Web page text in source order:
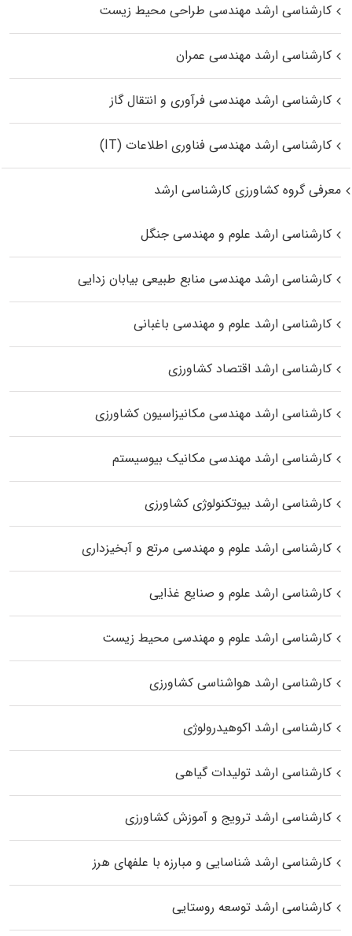
کارشناسی ارشد مهندسی طراحی محیط زیست
کارشناسی ارشد مهندسی عمران
کارشناسی ارشد مهندسی فرآوری و انتقال گاز
کارشناسی ارشد مهندسی فناوری اطلاعات (IT)
معرفی گروه کشاورزی کارشناسی ارشد
کارشناسی ارشد علوم و مهندسی جنگل
کارشناسی ارشد مهندسی منابع طبیعی بیابان زدایی
کارشناسی ارشد علوم و مهندسی باغبانی
کارشناسی ارشد اقتصاد کشاورزی
کارشناسی ارشد مهندسی مکانیزاسیون کشاورزی
کارشناسی ارشد مهندسی مکانیک بیوسیستم
کارشناسی ارشد بیوتکنولوژی کشاورزی
کارشناسی ارشد علوم و مهندسی مرتع و آبخیزداری
کارشناسی ارشد علوم و صنایع غذایی
کارشناسی ارشد علوم و مهندسی محیط زیست
کارشناسی ارشد هواشناسی کشاورزی
کارشناسی ارشد اکوهیدرولوژی
کارشناسی ارشد تولیدات گیاهی
کارشناسی ارشد ترویج و آموزش کشاورزی
کارشناسی ارشد شناسایی و مبارزه با علفهای هرز
کارشناسی ارشد توسعه روستایی